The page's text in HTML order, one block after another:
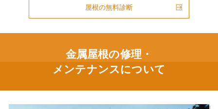
屋根の無料診断
金属屋根の修理・
メンテナンスについて